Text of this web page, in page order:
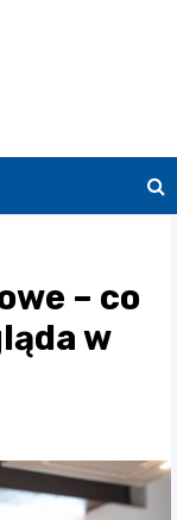
– co
w